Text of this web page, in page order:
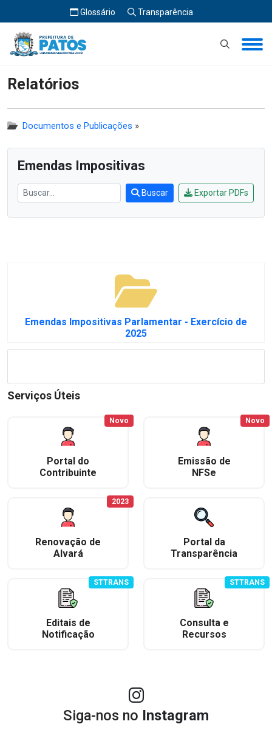
Glossário Transparência
Início Relatórios
Relatórios
Documentos e Publicações »
Emendas Impositivas
Buscar Exportar PDFs
Emendas Impositivas Parlamentar - Exercício de
2025
Serviços Úteis
Portal do
Contribuinte
Novo
Emissão de
NFSe
Novo
Renovação de
Alvará
2023
Portal da
Transparência
Editais de
Notificação
STTRANS
Consulta e
Recursos
STTRANS
Siga-nos no Instagram